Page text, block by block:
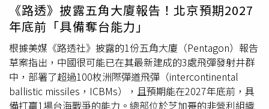
《路透》披露五角大廈報告！北京預期2027
年底前「具備奪台能力」
根據美媒《路透社》披露的1份五角大廈（Pentagon）報告
草案指出，中國很可能已在其最新建成的3處飛彈發射井群
中，部署了超過100枚洲際彈道飛彈（intercontinental
ballistic missiles，ICBMs），且預期能在2027年底前，具
備打贏1場台海戰爭的能力。總部位於芝加哥的非營利組織